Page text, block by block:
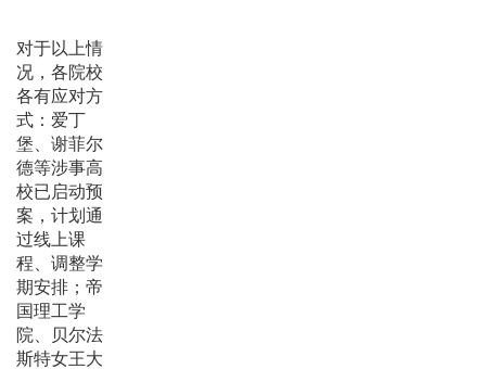
对于以上情
况，各院校
各有应对方
式：爱丁
堡、谢菲尔
德等涉事高
校已启动预
案，计划通
过线上课
程、调整学
期安排；帝
国理工学
院、贝尔法
斯特女王大